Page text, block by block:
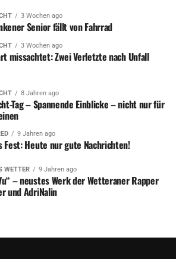
3 Wochen ago
Senior fällt von Fahrrad
3 Wochen ago
missachtet: Zwei Verletzte nach Unfall
8 Jahren ago
Tag – Spannende Einblicke – nicht nur für
9 Jahren ago
Fest: Heute nur gute Nachrichten!
WETTER 9 Jahren ago
– neustes Werk der Wetteraner Rapper
und AdriNalin